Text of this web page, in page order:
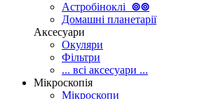
Астробіноклі ⊚⊚
Домашні планетарії
Аксесуари
Окуляри
Фільтри
... всі аксесуари ...
Мікроскопія
Мікроскопи